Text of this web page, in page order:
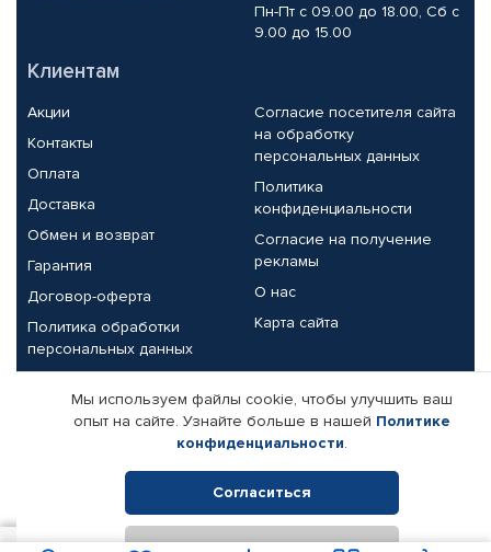
Пн-Пт с 09.00 до 18.00, Сб с
9.00 до 15.00
Клиентам
Акции
Контакты
Оплата
Доставка
Обмен и возврат
Гарантия
Договор-оферта
Политика обработки
персональных данных
Согласие посетителя сайта
на обработку
персональных данных
Политика
конфиденциальности
Согласие на получение
рекламы
О нас
Карта сайта
Партнерам
Корпоративным клиентам
Поставщикам
Реквизиты компании
Мы используем файлы cookie, чтобы улучшить ваш
опыт на сайте. Узнайте больше в нашей Политике
конфиденциальности.
Согласиться
Отклонить